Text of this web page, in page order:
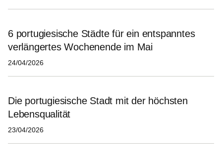
6 portugiesische Städte für ein entspanntes
verlängertes Wochenende im Mai
24/04/2026
Die portugiesische Stadt mit der höchsten
Lebensqualität
23/04/2026